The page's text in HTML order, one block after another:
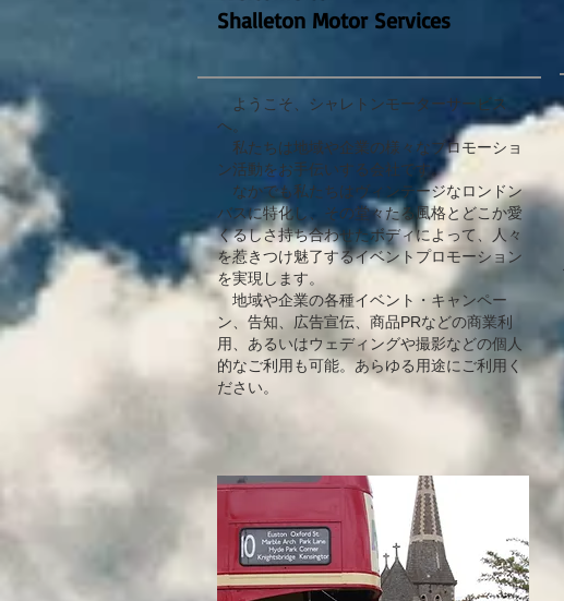
Shalleton Motor Services
ようこそ、シャレトンモーターサービス
へ。
私たちは地域や企業の様々なプロモーショ
ン活動をお手伝いする会社です。
なかでも私たちはヴィンテージなロンドン
バスに特化し、その堂々たる風格とどこか愛
くるしさ持ち合わせたボディによって、人々
を惹きつけ魅了するイベントプロモーション
を実現します。
地域や企業の各種イベント・キャンペー
ン、告知、広告宣伝、商品PRなどの商業利
用、あるいはウェディングや撮影などの個人
的なご利用も可能。あらゆる用途にご利用く
ださい。